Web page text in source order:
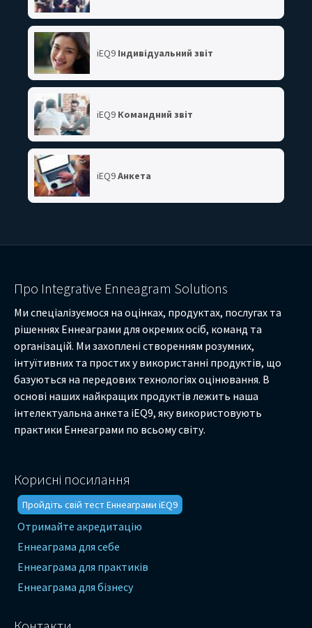
iEQ9 Індивідуальний звіт
iEQ9 Командний звіт
iEQ9Анкета
Про Integrative Enneagram Solutions
Ми спеціалізуємося на оцінках, продуктах, послугах та
рішеннях Еннеаграми для окремих осіб, команд та
організацій. Ми захоплені створенням розумних,
інтуїтивних та простих у використанні продуктів, що
базуються на передових технологіях оцінювання. В
основі наших найкращих продуктів лежить наша
інтелектуальна анкета iEQ9, яку використовують
практики Еннеаграми по всьому світу.
Корисні посилання
Пройдіть свій тест Еннеаграми iEQ9
Отримайте акредитацію
Еннеаграма для себе
Еннеаграма для практиків
Еннеаграма для бізнесу